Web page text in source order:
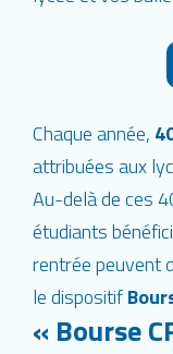
Chaque année,
attribuées aux
Au-delà de ces
étudiants
rentrée peuvent
le dispositif
« Bourse